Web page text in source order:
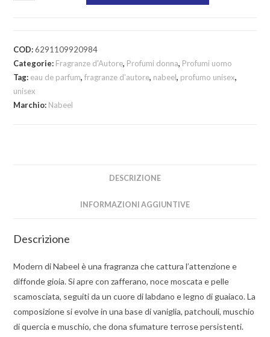
COD:6291109920984
Categorie: Fragranze d'Autore, Profumi donna, Profumi uomo
Tag: eau de parfum,fragranze d'autore, nabeel, profumo unisex,
unisex
Marchio: Nabeel
DESCRIZIONE
INFORMAZIONI AGGIUNTIVE
Descrizione
Modern di Nabeel è una fragranza che cattura l’attenzione e
diffonde gioia. Si apre con zafferano, noce moscata e pelle
scamosciata, seguiti da un cuore di labdano e legno di guaiaco. La
composizione si evolve in una base di vaniglia, patchouli, muschio
di quercia e muschio, che dona sfumature terrose persistenti.